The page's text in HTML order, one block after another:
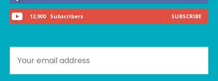
12,900 Subscribers SUBSCRIBE